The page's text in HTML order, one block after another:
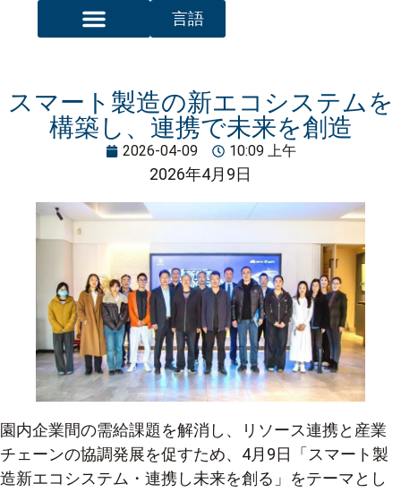
言語
スマート製造の新エコシステムを
構築し、連携で未来を創造
2026-04-09 10:09 上午
2026年4月9日
園内企業間の需給課題を解消し、リソース連携と産業
チェーンの協調発展を促すため、4月9日「スマート製
造新エコシステム・連携し未来を創る」をテーマとし